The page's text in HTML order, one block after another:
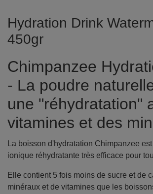
Hydration Drink
450gr
Chimpanzee
- La poudre
une "réhydratation"
vitamines et des
La boisson d'hydratation Chimpanzee
ionique réhydratante très efficace pour
Elle contient 5 fois moins de sucre et de
minéraux et de vitamines que les